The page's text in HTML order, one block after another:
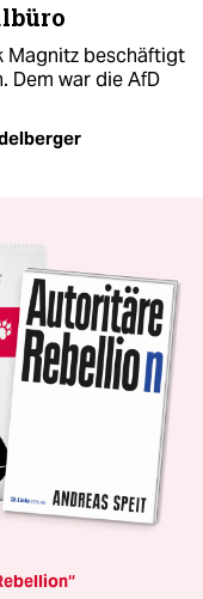
Magnitz beschäftigt
Dem war die AfD